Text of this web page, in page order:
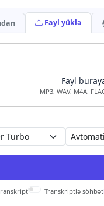
Fayl yüklə
Fayl
MP3, WAV, M4A,
Transkriptlə söhbət